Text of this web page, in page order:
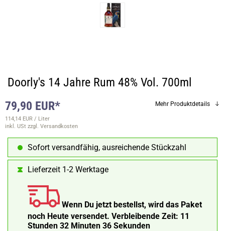
Doorly's 14 Jahre Rum 48% Vol. 700ml
79,90 EUR*
114,14 EUR / Liter
inkl. USt zzgl. Versandkosten
Mehr Produktdetails
Sofort versandfähig, ausreichende Stückzahl
Lieferzeit 1-2 Werktage
Wenn Du jetzt bestellst, wird das Paket
noch Heute versendet. Verbleibende Zeit: 11
Stunden 32 Minuten 36 Sekunden